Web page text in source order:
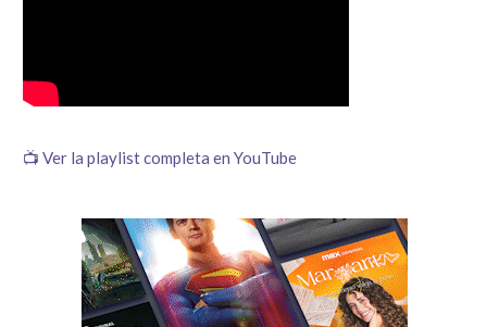
📺 Ver la playlist completa en YouTube